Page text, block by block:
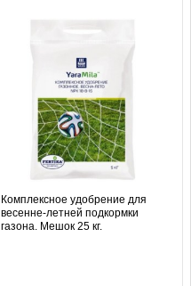
Комплексное удобрение для
весенне-летней подкормки
газона. Мешок 25 кг.